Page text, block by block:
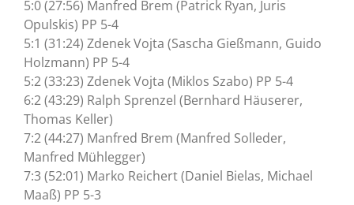
5:0 (27:56) Manfred Brem (Patrick Ryan, Juris
Opulskis) PP 5-4
5:1 (31:24) Zdenek Vojta (Sascha Gießmann, Guido
Holzmann) PP 5-4
5:2 (33:23) Zdenek Vojta (Miklos Szabo) PP 5-4
6:2 (43:29) Ralph Sprenzel (Bernhard Häuserer,
Thomas Keller)
7:2 (44:27) Manfred Brem (Manfred Solleder,
Manfred Mühlegger)
7:3 (52:01) Marko Reichert (Daniel Bielas, Michael
Maaß) PP 5-3